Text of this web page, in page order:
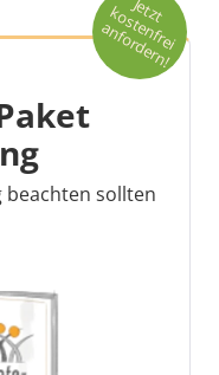
beachten sollten
Je
t
z
t
k
o
s
t
e
n
fr
e
i
a
n
fo
r
d
e
r
n
!